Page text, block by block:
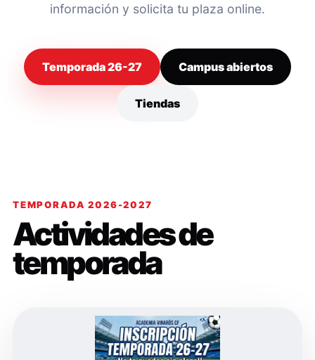
información y solicita tu plaza online.
Temporada 26-27 Campus abiertos
Tiendas
TEMPORADA 2026-2027
Actividades de
temporada